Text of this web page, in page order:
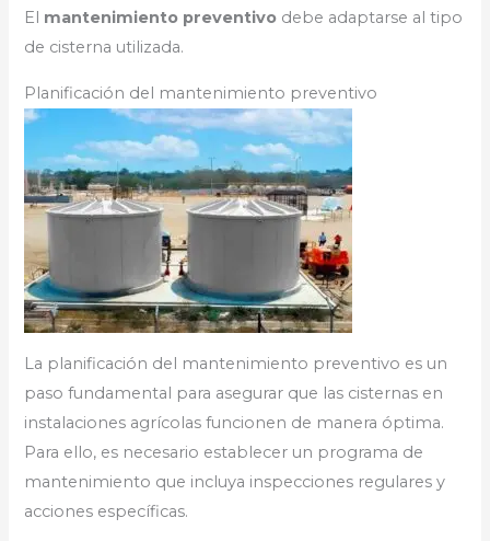
El mantenimiento preventivo debe adaptarse al tipo
de cisterna utilizada.
Planificación del mantenimiento preventivo
La planificación del mantenimiento preventivo es un
paso fundamental para asegurar que las cisternas en
instalaciones agrícolas funcionen de manera óptima.
Para ello, es necesario establecer un programa de
mantenimiento que incluya inspecciones regulares y
acciones específicas.